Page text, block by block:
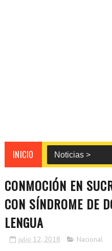
INICIO
CONMOCIÓN EN
CON SÍNDROME DE
LENGUA
julio 12, 2018 Nacional